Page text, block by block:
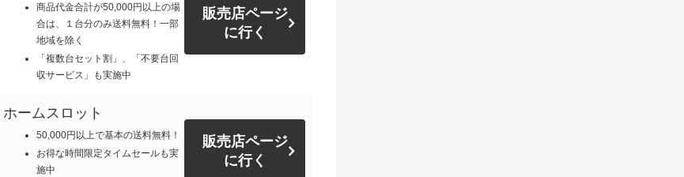
商品代金合計が50,000円以上の場
合は、１台分のみ送料無料！一部
地域を除く
「複数台セット割」、「不要台回
収サービス」も実施中
販売店ページ
に行く
ホームスロット
50,000円以上で基本の送料無料！
お得な時間限定タイムセールも実
施中
販売店ページ
に行く